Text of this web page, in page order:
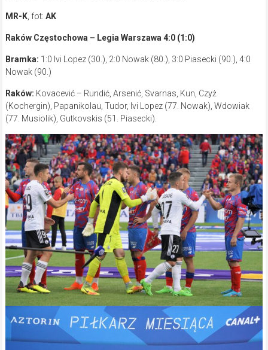
MR-K, fot: AK
Raków Częstochowa – Legia Warszawa 4:0 (1:0)
Bramka: 1:0 Ivi Lopez (30.), 2:0 Nowak (80.), 3:0 Piasecki (90.), 4:0
Nowak (90.)
Raków: Kovacević – Rundić, Arsenić, Svarnas, Kun, Czyż
(Kochergin), Papanikolau, Tudor, Ivi Lopez (77. Nowak), Wdowiak
(77. Musiolik), Gutkovskis (51. Piasecki).